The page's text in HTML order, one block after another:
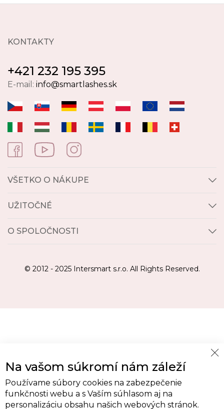
KONTAKTY
+421 232 195 395
E-mail: info@smartlashes.sk
VŠETKO O NÁKUPE
UŽITOČNÉ
O SPOLOČNOSTI
© 2012 - 2025 Intersmart s.r.o. All Rights Reserved.
Na vašom súkromí nám záleží
Používame súbory cookies na zabezpečenie
funkčnosti webu a s Vaším súhlasom aj na
personalizáciu obsahu našich webových stránok.